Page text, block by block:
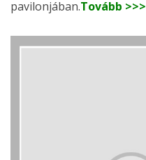
pavilonjában.Tovább >>>